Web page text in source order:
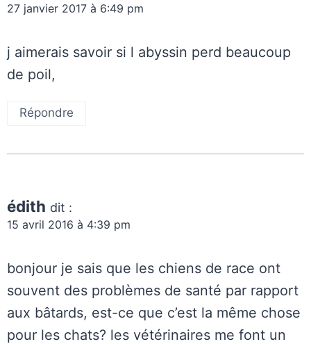
27 janvier 2017 à 6:49 pm
j aimerais savoir si l abyssin perd beaucoup
de poil,
Répondre
édith dit :
15 avril 2016 à 4:39 pm
bonjour je sais que les chiens de race ont
souvent des problèmes de santé par rapport
aux bâtards, est-ce que c’est la même chose
pour les chats? les vétérinaires me font un